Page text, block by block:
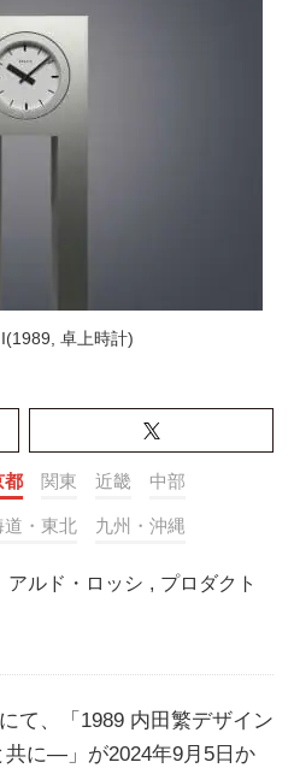
卓上時計)
都 関東 近畿 中部
道・東北 九州・沖縄
アルド・ロッシ , プロダクト
て、「1989 内田繁デザイン
に―」が2024年9月5日か